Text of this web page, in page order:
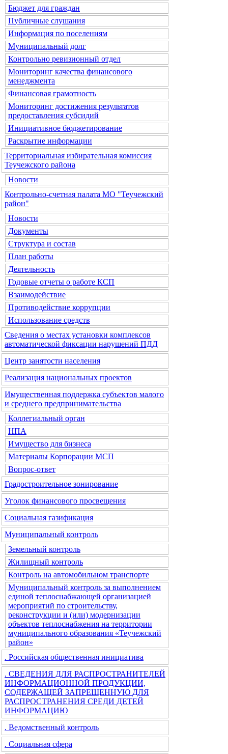
Бюджет для граждан
Публичные слушания
Информация по поселениям
Муниципальный долг
Контрольно ревизионный отдел
Мониторинг качества финансового
менеджмента
Финансовая грамотность
Мониторинг достижения результатов
предоставления субсидий
Инициативное бюджетирование
Раскрытие информации
Территориальная избирательная комиссия
Теучежского района
Новости
Контрольно-счетная палата МО "Теучежский
район"
Новости
Документы
Структура и состав
План работы
Деятельность
Годовые отчеты о работе КСП
Взаимодействие
Противодействие коррупции
Использование средств
Сведения о местах установки комплексов
автоматической фиксации нарушений ПДД
Центр занятости населения
Реализация национальных проектов
Имущественная поддержка субъектов малого
и среднего предпринимательства
Коллегиальный орган
НПА
Имущество для бизнеса
Материалы Корпорации МСП
Вопрос-ответ
Градостроительное зонирование
Уголок финансового просвещения
Социальная газификация
Муниципальный контроль
Земельный контроль
Жилищный контроль
Контроль на автомобильном транспорте
Муниципальный контроль за выполнением
единой теплоснабжающей организацией
мероприятий по строительству,
реконструкции и (или) модернизации
объектов теплоснабжения на территории
муниципального образования «Теучежский
район»
. Российская общественная инициатива
. СВЕДЕНИЯ ДЛЯ РАСПРОСТРАНИТЕЛЕЙ
ИНФОРМАЦИОННОЙ ПРОДУКЦИИ,
СОДЕРЖАЩЕЙ ЗАПРЕЩЕННУЮ ДЛЯ
РАСПРОСТРАНЕНИЯ СРЕДИ ДЕТЕЙ
ИНФОРМАЦИЮ
. Ведомственный контроль
. Социальная сфера